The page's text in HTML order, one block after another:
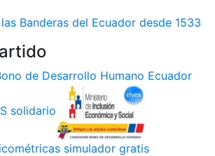
Banderas del Ecuador desde 1533
de Desarrollo Humano Ecuador
solidario
simulador gratis